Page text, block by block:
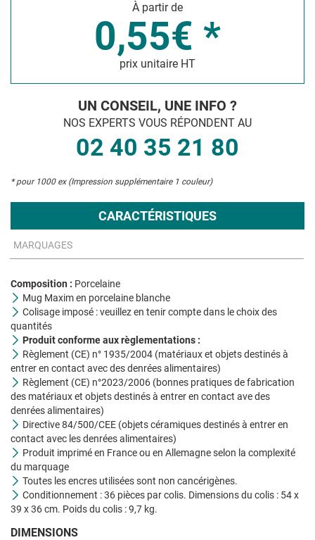
À partir de
0,55€ *
prix unitaire HT
UN CONSEIL, UNE INFO ?
NOS EXPERTS VOUS RÉPONDENT AU
02 40 35 21 80
* pour 1000 ex (Impression supplémentaire 1 couleur)
CARACTÉRISTIQUES
MARQUAGES
Composition : Porcelaine
Mug Maxim en porcelaine blanche
Colisage imposé : veuillez en tenir compte dans le choix des
quantités
Produit conforme aux règlementations :
Règlement (CE) n° 1935/2004 (matériaux et objets destinés à
entrer en contact avec des denrées alimentaires)
Règlement (CE) n°2023/2006 (bonnes pratiques de fabrication
des matériaux et objets destinés à entrer en contact ave des
denrées alimentaires)
Directive 84/500/CEE (objets céramiques destinés à entrer en
contact avec les denrées alimentaires)
Produit imprimé en France ou en Allemagne selon la complexité
du marquage
Toutes les encres utilisées sont non cancérigènes.
Conditionnement : 36 pièces par colis. Dimensions du colis : 54 x
39 x 36 cm. Poids du colis : 9,7 kg.
DIMENSIONS